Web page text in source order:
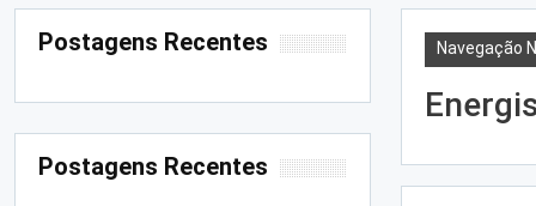
Navegação
Postagens Recentes
Postagens Recentes